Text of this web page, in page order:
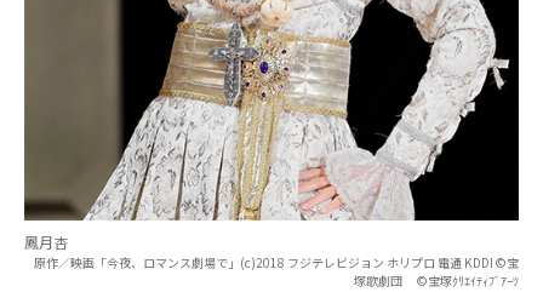
鳳月杏
原作／映画「今夜、ロマンス劇場で」(c)2018 フジテレビジョン ホリプロ 電通 KDDI ©宝
塚歌劇団 ©宝塚ｸﾘｴｲﾃｨﾌﾞｱｰﾂ